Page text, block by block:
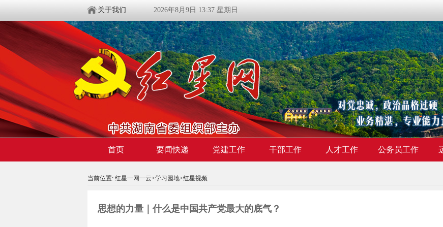
关于我们 2026年8月9日 13:37 星期日
首页 要闻快递 党建工作 干部工作 人才工作 公务员工作
当前位置: 红星一网一云>学习园地>红星视频
思想的力量｜什么是中国共产党最大的底气？